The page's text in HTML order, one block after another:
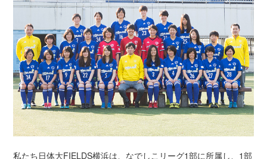
私たち日体大FIELDS横浜は、なでしこリーグ1部に所属し、1部